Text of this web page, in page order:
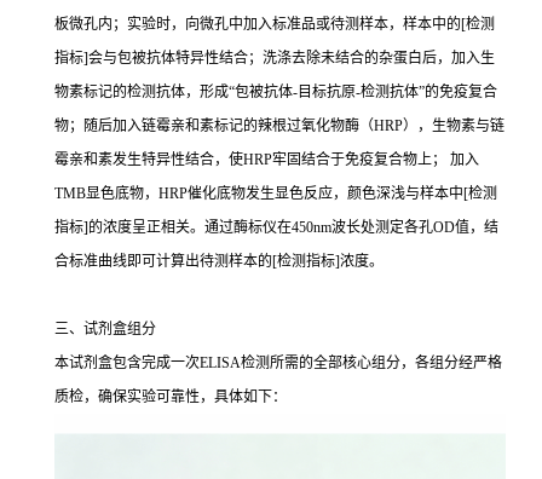
板微孔内；实验时，向微孔中加入标准品或待测样本，样本中的[检测
指标]会与包被抗体特异性结合；洗涤去除未结合的杂蛋白后，加入生
物素标记的检测抗体，形成“包被抗体-目标抗原-检测抗体”的免疫复合
物；随后加入链霉亲和素标记的辣根过氧化物酶（HRP），生物素与链
霉亲和素发生特异性结合，使HRP牢固结合于免疫复合物上； 加入
TMB显色底物，HRP催化底物发生显色反应，颜色深浅与样本中[检测
指标]的浓度呈正相关。通过酶标仪在450nm波长处测定各孔OD值，结
合标准曲线即可计算出待测样本的[检测指标]浓度。
三、试剂盒组分
本试剂盒包含完成一次ELISA检测所需的全部核心组分，各组分经严格
质检，确保实验可靠性，具体如下：